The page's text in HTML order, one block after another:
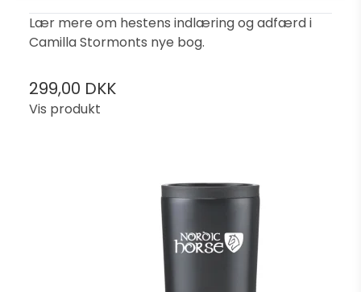
Lær mere om hestens indlæring og adfærd i
Camilla Stormonts nye bog.
299,00 DKK
Vis produkt